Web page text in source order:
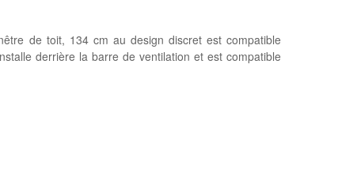
de toit, 134 cm au design discret est compatible
derrière la barre de ventilation et est compatible